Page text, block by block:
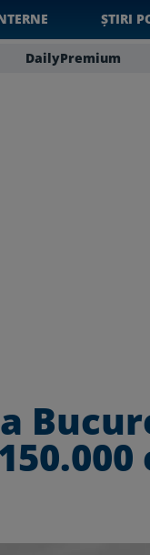
ȘTIRI
DailyPremium